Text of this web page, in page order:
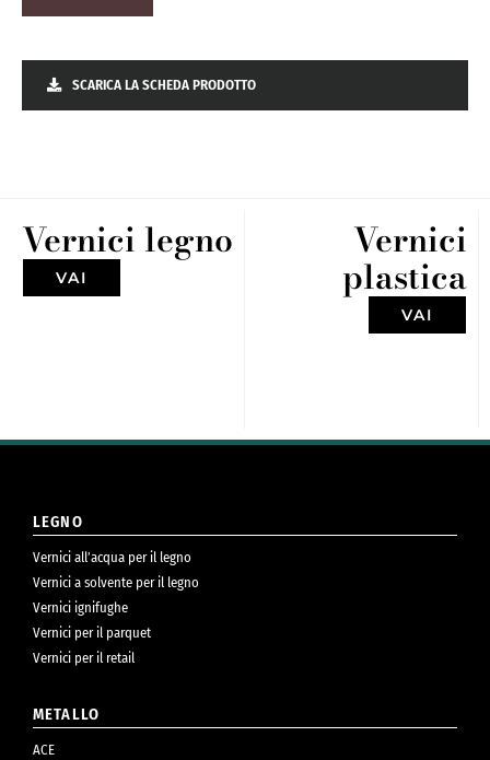
SCARICA LA SCHEDA PRODOTTO
Vernici legno
VAI
Vernici
plastica
VAI
LEGNO
Vernici all’acqua per il legno
Vernici a solvente per il legno
Vernici ignifughe
Vernici per il parquet
Vernici per il retail
METALLO
ACE